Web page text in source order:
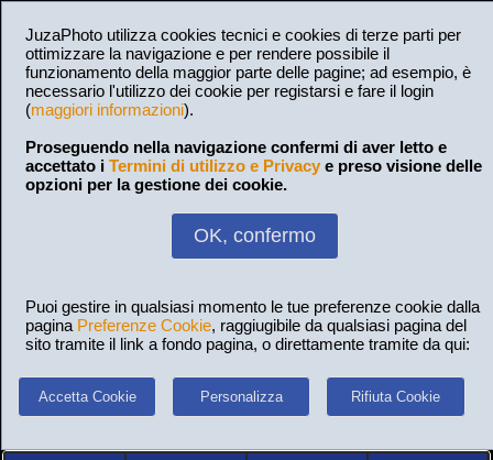
JuzaPhoto utilizza cookies tecnici e cookies di terze parti per
ottimizzare la navigazione e per rendere possibile il
funzionamento della maggior parte delle pagine; ad esempio, è
necessario l'utilizzo dei cookie per registarsi e fare il login
(maggiori informazioni).
Proseguendo nella navigazione confermi di aver letto e
accettato i Termini di utilizzo e Privacy e preso visione delle
opzioni per la gestione dei cookie.
OK, confermo
Puoi gestire in qualsiasi momento le tue preferenze cookie dalla
pagina Preferenze Cookie, raggiugibile da qualsiasi pagina del
sito tramite il link a fondo pagina, o direttamente tramite da qui:
Accetta Cookie Personalizza Rifiuta Cookie